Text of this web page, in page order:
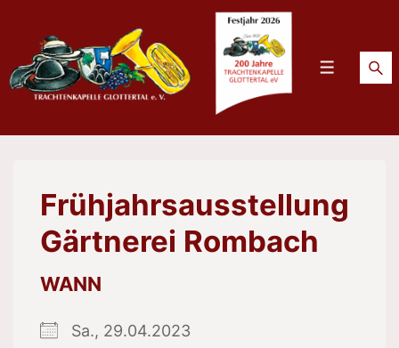
Inhalt
Menü
Frühjahrsausstellung
Gärtnerei Rombach
WANN
Sa., 29.04.2023